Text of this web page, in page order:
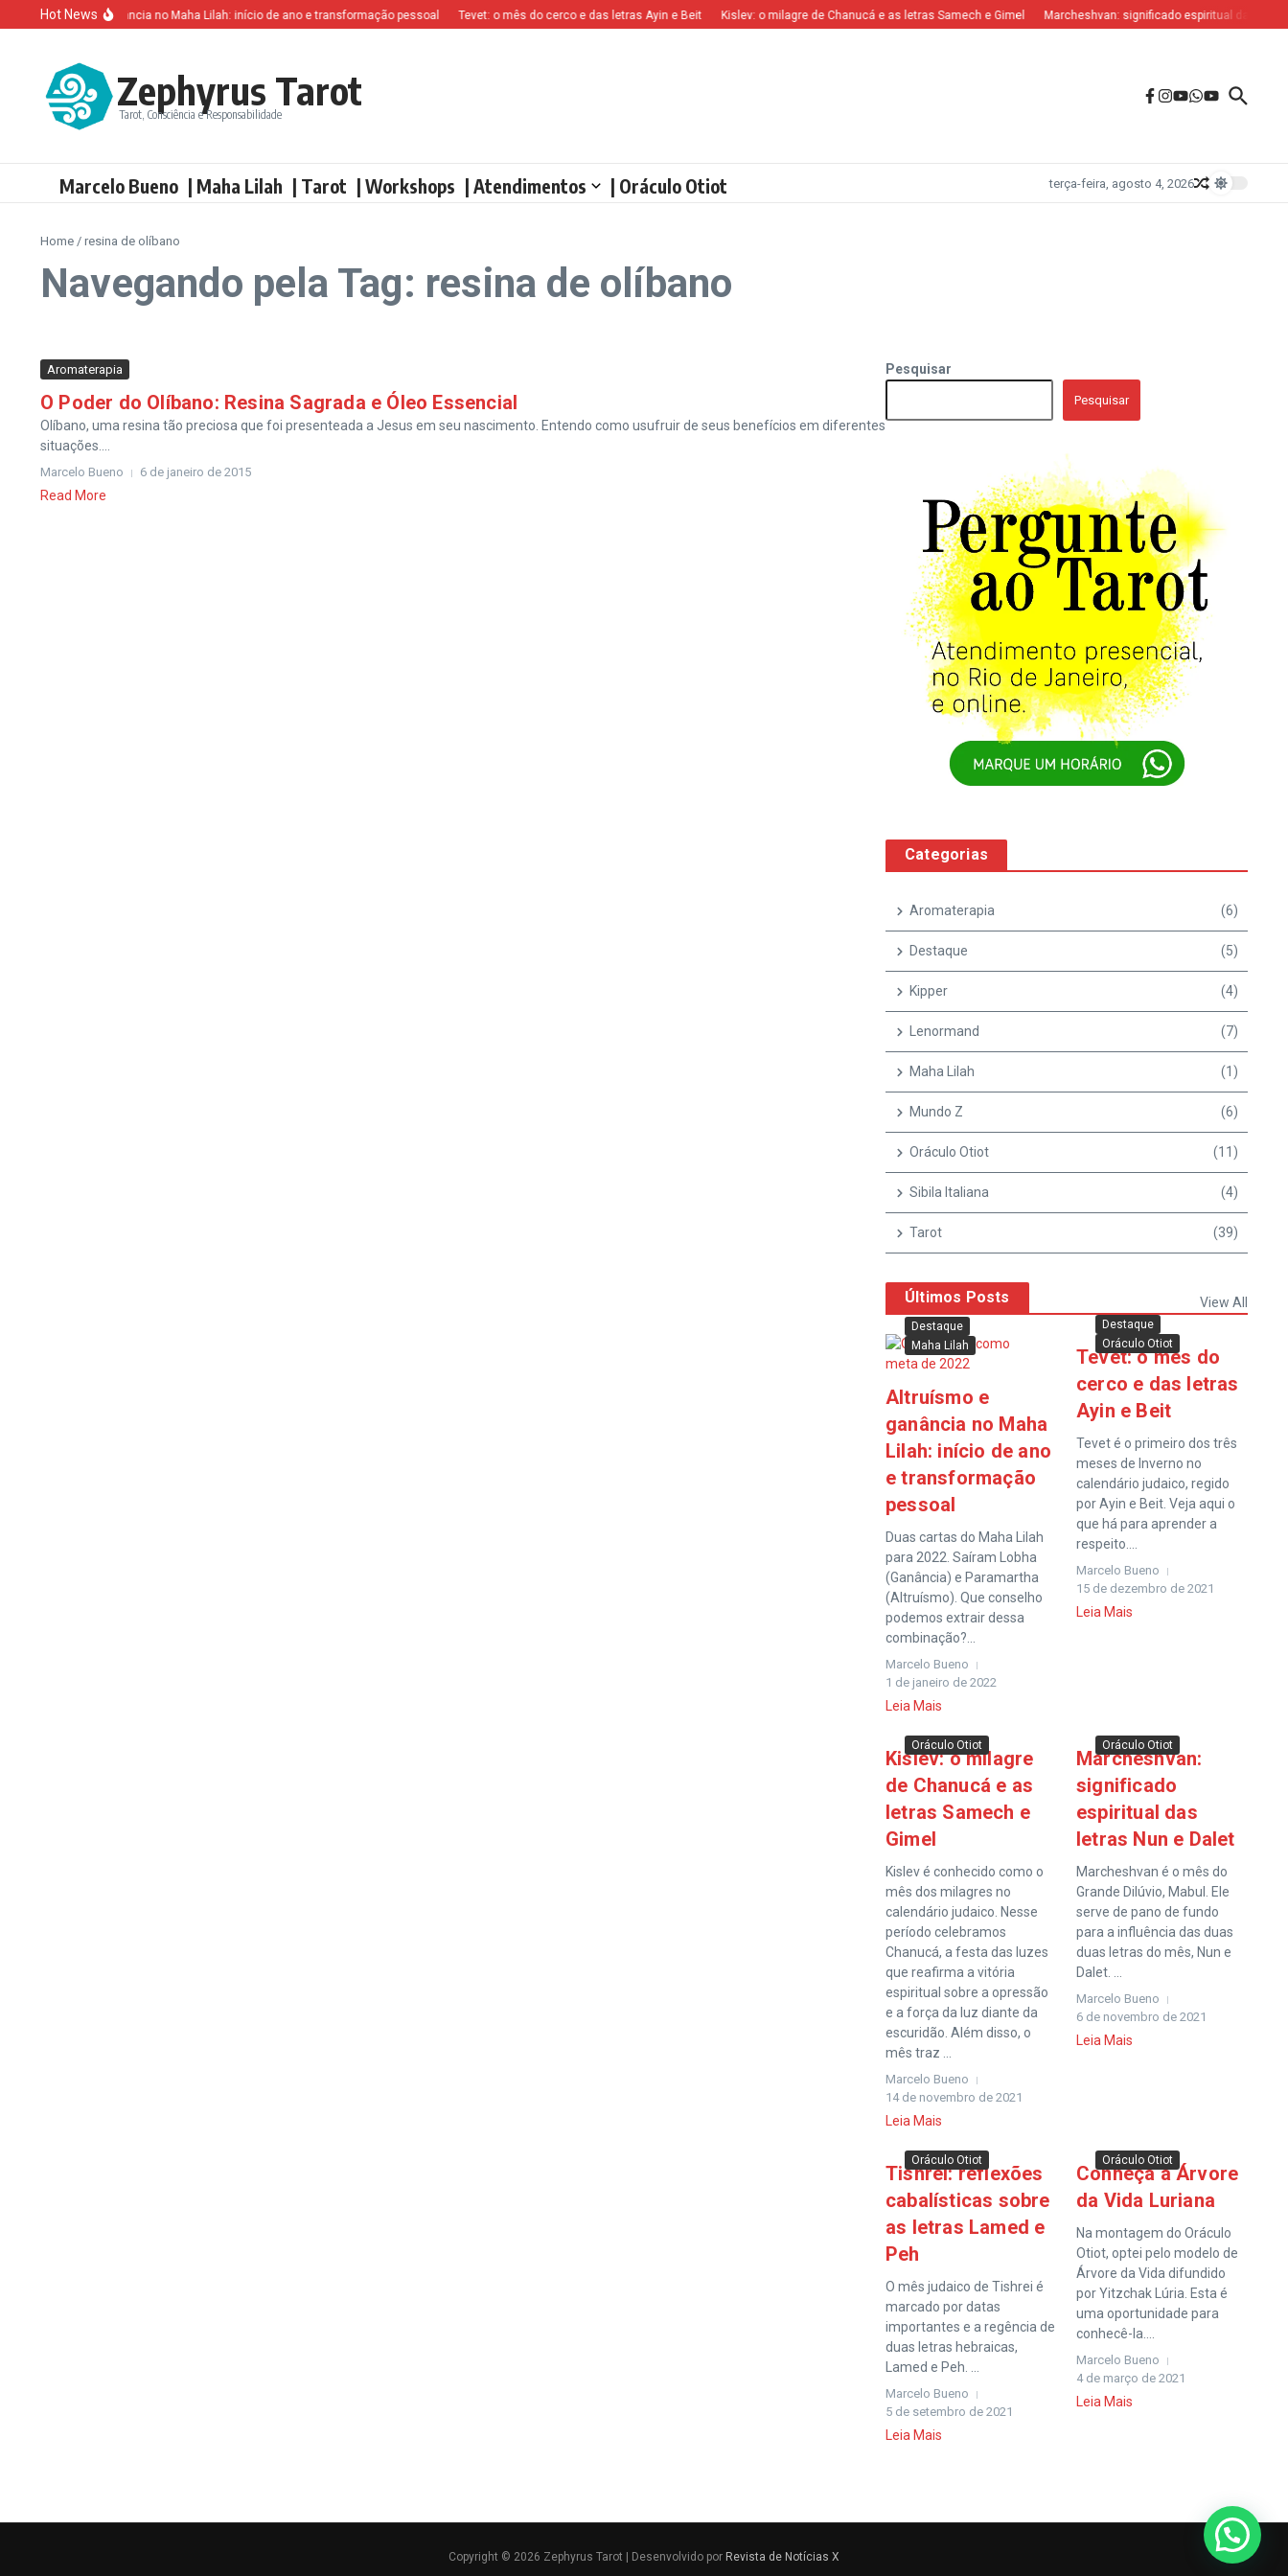
Ir para o conteúdo
Hot News
Altruísmo e ganância no Maha Lilah: início de ano e transformação pessoal Tevet: o mês do cerco e das letras Ayin e Beit Kislev: o milagre de Chanucá e as letras Samech e Gimel Marcheshvan: significado espiritual das letras
Zephyrus Tarot
Tarot, Consciência e Responsabilidade
Marcelo Bueno | Maha Lilah | Tarot | Workshops | Atendimentos | Oráculo Otiot terça-feira, agosto 4, 2026
Home / resina de olíbano
Navegando pela Tag: resina de olíbano
Aromaterapia
O Poder do Olíbano: Resina Sagrada e Óleo Essencial
Olíbano, uma resina tão preciosa que foi presenteada a Jesus em seu nascimento. Entendo como usufruir de seus benefícios em diferentes
situações....
Marcelo Bueno 6 de janeiro de 2015
Read More
Pesquisar
Pesquisar
Categorias
Aromaterapia (6)
Destaque (5)
Kipper (4)
Lenormand (7)
Maha Lilah (1)
Mundo Z (6)
Oráculo Otiot (11)
Sibila Italiana (4)
Tarot (39)
Últimos Posts View All
Destaque
Maha Lilah
Altruísmo e
ganância no Maha
Lilah: início de ano
e transformação
pessoal
Duas cartas do Maha Lilah
para 2022. Saíram Lobha
(Ganância) e Paramartha
(Altruísmo). Que conselho
podemos extrair dessa
combinação?...
Marcelo Bueno
1 de janeiro de 2022
Leia Mais
Destaque
Oráculo Otiot
Tevet: o mês do
cerco e das letras
Ayin e Beit
Tevet é o primeiro dos três
meses de Inverno no
calendário judaico, regido
por Ayin e Beit. Veja aqui o
que há para aprender a
respeito....
Marcelo Bueno
15 de dezembro de 2021
Leia Mais
Oráculo Otiot
Kislev: o milagre
de Chanucá e as
letras Samech e
Gimel
Kislev é conhecido como o
mês dos milagres no
calendário judaico. Nesse
período celebramos
Chanucá, a festa das luzes
que reafirma a vitória
espiritual sobre a opressão
e a força da luz diante da
escuridão. Além disso, o
mês traz ...
Marcelo Bueno
14 de novembro de 2021
Leia Mais
Oráculo Otiot
Marcheshvan:
significado
espiritual das
letras Nun e Dalet
Marcheshvan é o mês do
Grande Dilúvio, Mabul. Ele
serve de pano de fundo
para a influência das duas
duas letras do mês, Nun e
Dalet. ...
Marcelo Bueno
6 de novembro de 2021
Leia Mais
Oráculo Otiot
Tishrei: reflexões
cabalísticas sobre
as letras Lamed e
Peh
O mês judaico de Tishrei é
marcado por datas
importantes e a regência de
duas letras hebraicas,
Lamed e Peh. ...
Marcelo Bueno
5 de setembro de 2021
Leia Mais
Oráculo Otiot
Conheça a Árvore
da Vida Luriana
Na montagem do Oráculo
Otiot, optei pelo modelo de
Árvore da Vida difundido
por Yitzchak Lúria. Esta é
uma oportunidade para
conhecê-la....
Marcelo Bueno
4 de março de 2021
Leia Mais
Copyright © 2026 Zephyrus Tarot | Desenvolvido por Revista de Notícias X